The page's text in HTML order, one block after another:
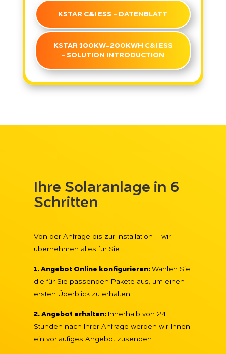
KSTAR C&I ESS - DATENBLATT
KSTAR 100KW-200KWH C&I ESS
- SOLUTION INTRODUCTION
Ihre Solaranlage in 6
Schritten
Von der Anfrage bis zur Installation – wir
übernehmen alles für Sie
1. Angebot Online konfigurieren: Wählen Sie
die für Sie passenden Pakete aus, um einen
ersten Überblick zu erhalten.
2. Angebot erhalten: Innerhalb von 24
Stunden nach Ihrer Anfrage werden wir Ihnen
ein vorläufiges Angebot zusenden.